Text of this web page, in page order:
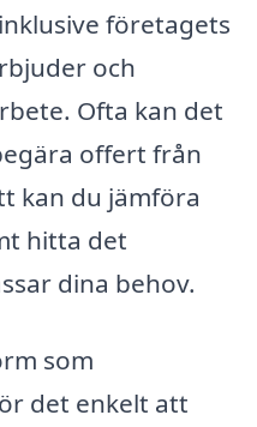
företagets
och
Ofta kan det
offert från
kan du jämföra
hitta det
dina behov.
som
det enkelt att